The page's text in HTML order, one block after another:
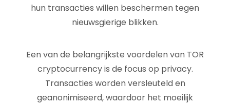
hun transacties willen beschermen tegen
nieuwsgierige blikken.
Een van de belangrijkste voordelen van TOR
cryptocurrency is de focus op privacy.
Transacties worden versleuteld en
geanonimiseerd, waardoor het moeilijk